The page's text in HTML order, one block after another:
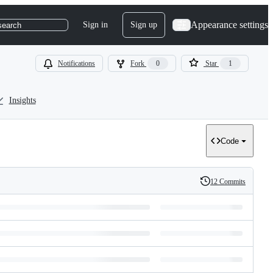
Sign in Sign up Appearance settings
Notifications Fork 0 Star 1
Insights
Code
History
12 Commits